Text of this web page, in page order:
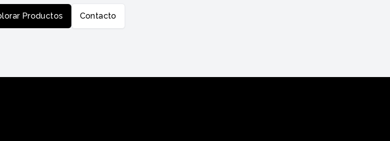
Productos Contacto